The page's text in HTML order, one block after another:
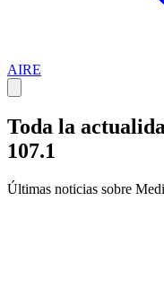
AIRE
Toda la
107.1
Últimas noticias sobre